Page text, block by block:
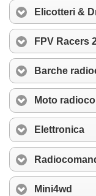
Elicotteri &
FPV Racers
Barche
Moto
Elettronica
Mini4wd